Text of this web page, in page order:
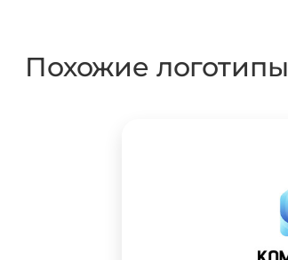
Похожие логотипы